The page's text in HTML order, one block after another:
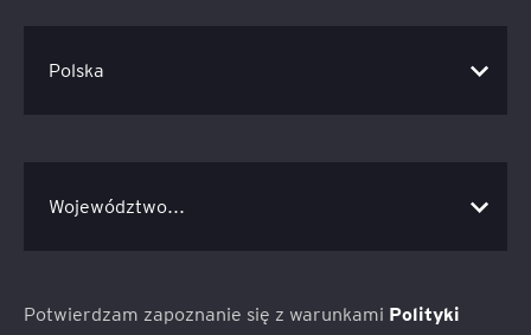
Potwierdzam zapoznanie się z warunkami Polityki